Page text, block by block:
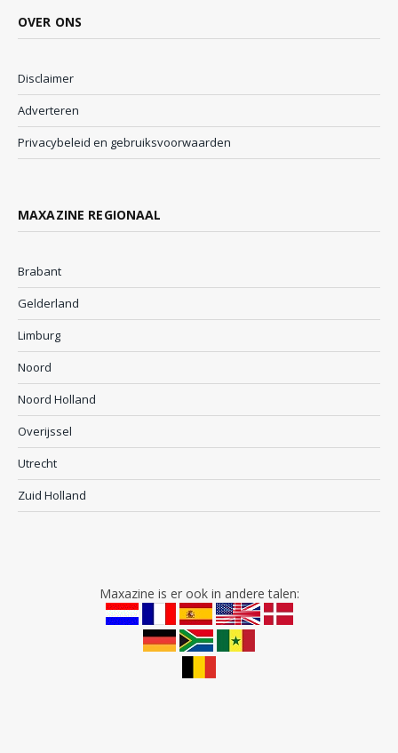
OVER ONS
Disclaimer
Adverteren
Privacybeleid en gebruiksvoorwaarden
MAXAZINE REGIONAAL
Brabant
Gelderland
Limburg
Noord
Noord Holland
Overijssel
Utrecht
Zuid Holland
Maxazine is er ook in andere talen: